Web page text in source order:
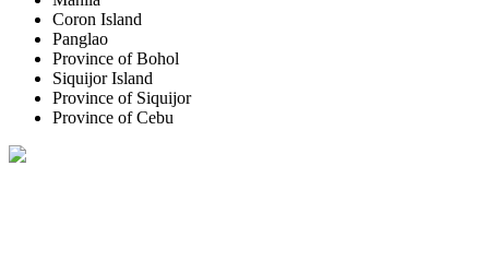
Coron Island
Panglao
Province of Bohol
Siquijor Island
Province of Siquijor
Province of Cebu